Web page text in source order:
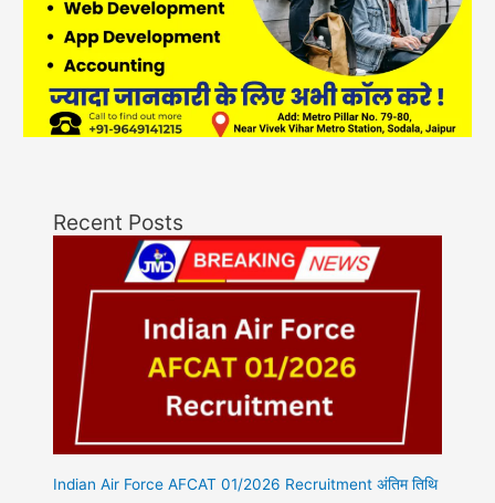
Recent Posts
Indian Air Force AFCAT 01/2026 Recruitment अंतिम तिथि